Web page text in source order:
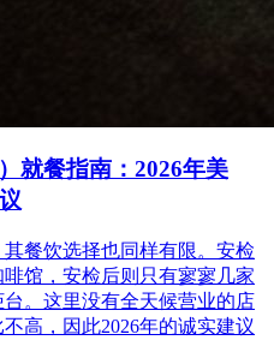
就餐指南：2026年美
餐饮选择也同样有限。安检
馆，安检后则只有寥寥几家
。这里没有全天候营业的店
高，因此2026年的诚实建议